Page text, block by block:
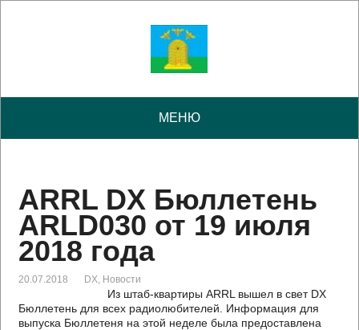
МЕНЮ
ARRL DX Бюллетень
ARLD030 от 19 июля
2018 года
20.07.2018 DX, Новости
Из штаб-квартиры ARRL вышел в свет DX
Бюллетень для всех радиолюбителей. Информация для
выпуска Бюллетеня на этой неделе была предоставлена